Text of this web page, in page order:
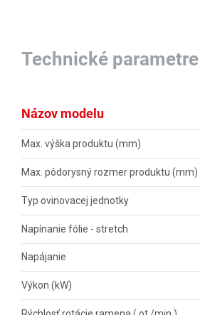
Technické parametre
Názov modelu
Max. výška produktu (mm)
Max. pôdorysný rozmer produktu (mm)
Typ ovinovacej jednotky
Napínanie fólie - stretch
Napájanie
Výkon (kW)